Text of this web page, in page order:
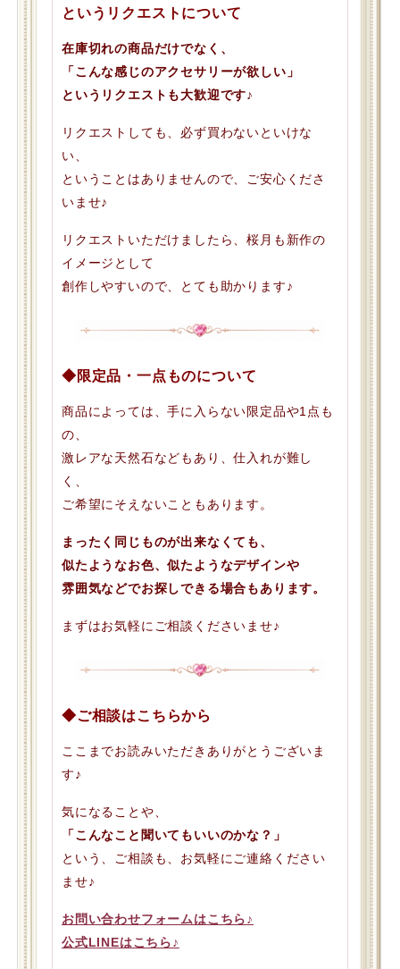
というリクエストについて
在庫切れの商品だけでなく、
「こんな感じのアクセサリーが欲しい」
というリクエストも大歓迎です♪
リクエストしても、必ず買わないといけな
い、
ということはありませんので、ご安心くださ
いませ♪
リクエストいただけましたら、桜月も新作の
イメージとして
創作しやすいので、とても助かります♪
◆限定品・一点ものについて
商品によっては、手に入らない限定品や1点も
の、
激レアな天然石などもあり、仕入れが難し
く、
ご希望にそえないこともあります。
まったく同じものが出来なくても、
似たようなお色、似たようなデザインや
雰囲気などでお探しできる場合もあります。
まずはお気軽にご相談くださいませ♪
◆ご相談はこちらから
ここまでお読みいただきありがとうございま
す♪
気になることや、
「こんなこと聞いてもいいのかな？」
という、ご相談も、お気軽にご連絡ください
ませ♪
お問い合わせフォームはこちら♪
公式LINEはこちら♪